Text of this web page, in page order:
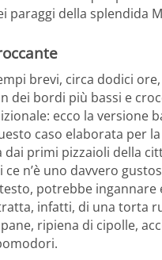
paraggi della splendida
brevi, circa dodici
dei bordi più bassi e
ecco la versione
caso elaborata per
primi pizzaioli della
n’è uno davvero
potrebbe ingannare
infatti, di una torta
ripiena di cipolle,